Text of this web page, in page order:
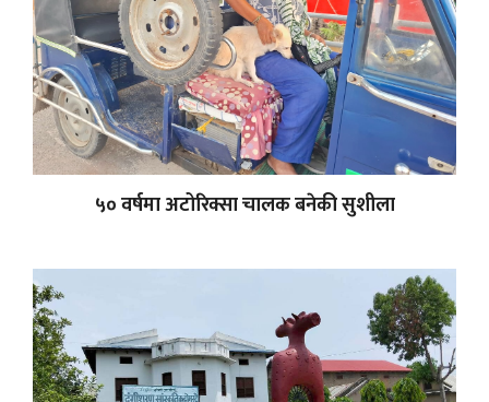
५० वर्षमा अटोरिक्सा चालक बनेकी सुशीला